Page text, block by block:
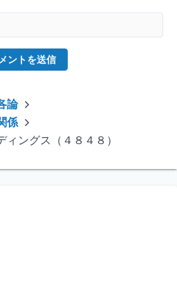
論
係
ングス（４８４８）